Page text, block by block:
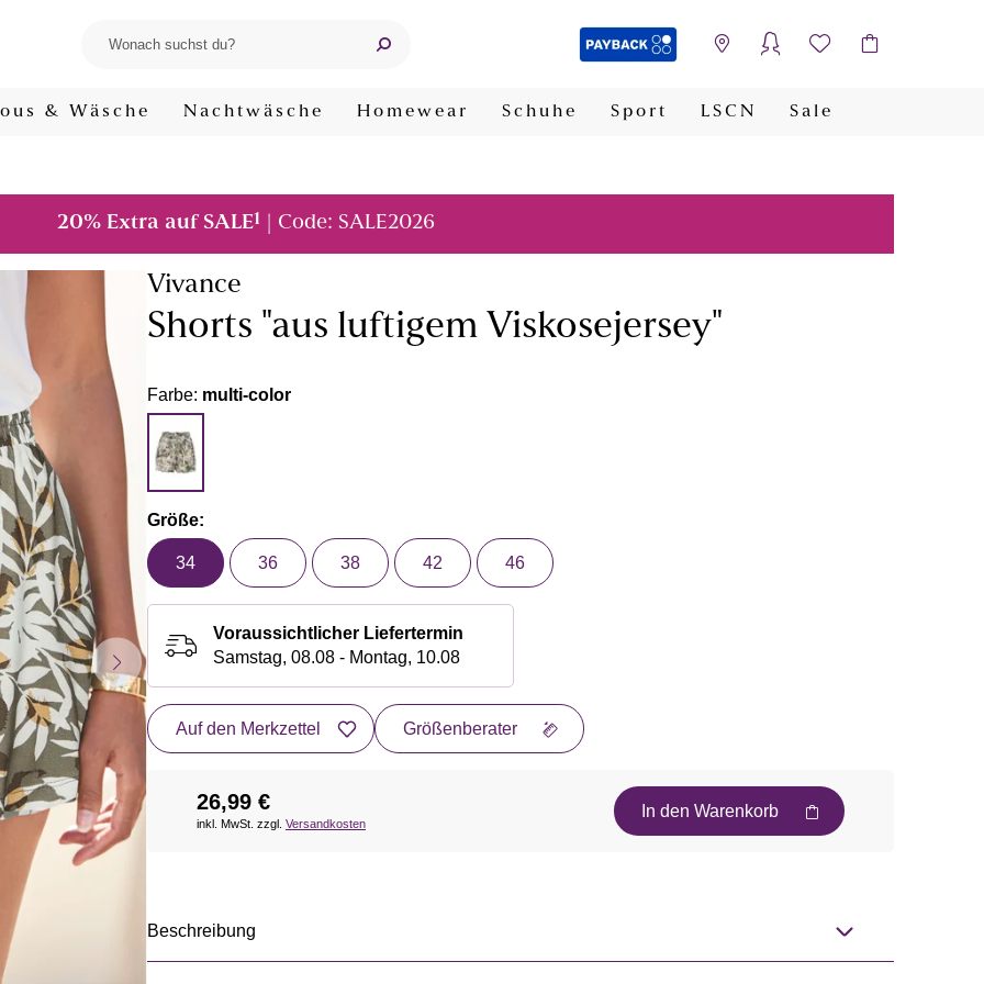
& Wäsche Nachtwäsche Homewear Schuhe Sport LSCN Sale
20% Extra auf SALE1 | Code: SALE2026
Vivance
Shorts "aus luftigem Viskosejersey"
Farbe: multi-color
Größe:
34 36 38 42 46
Voraussichtlicher Liefertermin
Samstag, 08.08 - Montag, 10.08
Auf den Merkzettel Größenberater
26,99 €
inkl. MwSt. zzgl. Versandkosten
In den Warenkorb
Beschreibung